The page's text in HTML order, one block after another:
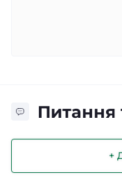
Питання
+